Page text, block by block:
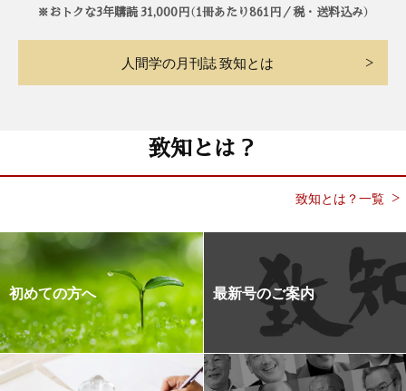
※おトクな3年購読 31,000円（1冊あたり861円／税・送料込み）
人間学の月刊誌 致知とは
致知とは？
致知とは？一覧
初めての方へ 最新号のご案内